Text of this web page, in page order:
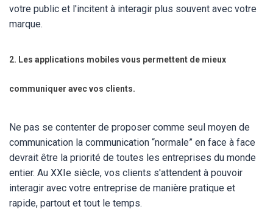
votre public et l'incitent à interagir plus souvent avec votre
marque.
2. Les applications mobiles vous permettent de mieux
communiquer avec vos clients.
Ne pas se contenter de proposer comme seul moyen de
communication la communication “normale” en face à face
devrait être la priorité de toutes les entreprises du monde
entier. Au XXIe siècle, vos clients s'attendent à pouvoir
interagir avec votre entreprise de manière pratique et
rapide, partout et tout le temps.